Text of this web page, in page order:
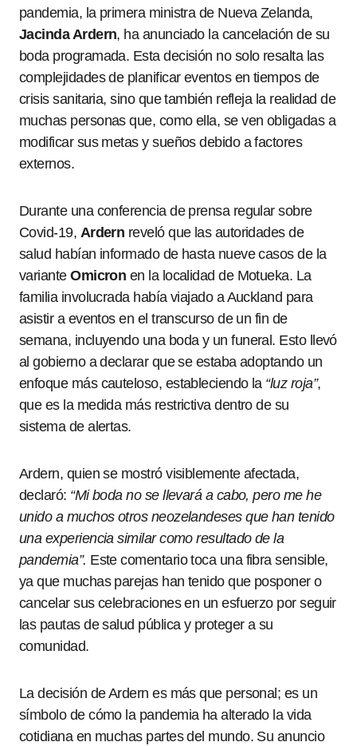
pandemia, la primera ministra de Nueva Zelanda,
Jacinda Ardern, ha anunciado la cancelación de su
boda programada. Esta decisión no solo resalta las
complejidades de planificar eventos en tiempos de
crisis sanitaria, sino que también refleja la realidad de
muchas personas que, como ella, se ven obligadas a
modificar sus metas y sueños debido a factores
externos.
Durante una conferencia de prensa regular sobre
Covid-19, Ardern reveló que las autoridades de
salud habían informado de hasta nueve casos de la
varianteOmicron en la localidad de Motueka. La
familia involucrada había viajado a Auckland para
asistir a eventos en el transcurso de un fin de
semana, incluyendo una boda y un funeral. Esto llevó
al gobierno a declarar que se estaba adoptando un
enfoque más cauteloso, estableciendo la “luz roja”,
que es la medida más restrictiva dentro de su
sistema de alertas.
Ardern, quien se mostró visiblemente afectada,
declaró: “Mi boda no se llevará a cabo, pero me he
unido a muchos otros neozelandeses que han tenido
una experiencia similar como resultado de la
pandemia”. Este comentario toca una fibra sensible,
ya que muchas parejas han tenido que posponer o
cancelar sus celebraciones en un esfuerzo por seguir
las pautas de salud pública y proteger a su
comunidad.
La decisión de Ardern es más que personal; es un
símbolo de cómo la pandemia ha alterado la vida
cotidiana en muchas partes del mundo. Su anuncio